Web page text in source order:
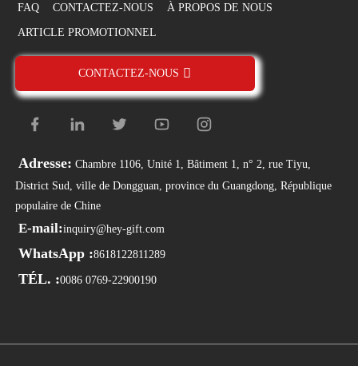
FAQ CONTACTEZ-NOUS À PROPOS DE NOUS
ARTICLE PROMOTIONNEL
CONTACTEZ-NOUS
Adresse: Chambre 1106, Unité 1, Bâtiment 1, n° 2, rue Tiyu,
District Sud, ville de Dongguan, province du Guangdong, République
populaire de Chine
E-mail:inquiry@hey-gift.com
WhatsApp :8618122811289
TÉL. :0086 0769-22900190